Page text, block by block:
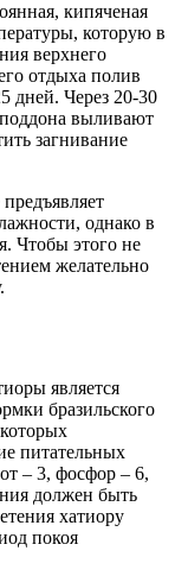
кипяченая
которую в
верхнего
отдыха полив
дней. Через 20-30
выливают
загнивание
однако в
Чтобы этого не
желательно
является
бразильского
питательных
– 3, фосфор – 6,
должен быть
хатиору
покоя